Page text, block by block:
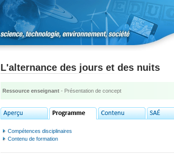
L'alternance des jours et des nuits
Ressource enseignant - Présentation de concept
Compétences disciplinaires
Contenu de formation